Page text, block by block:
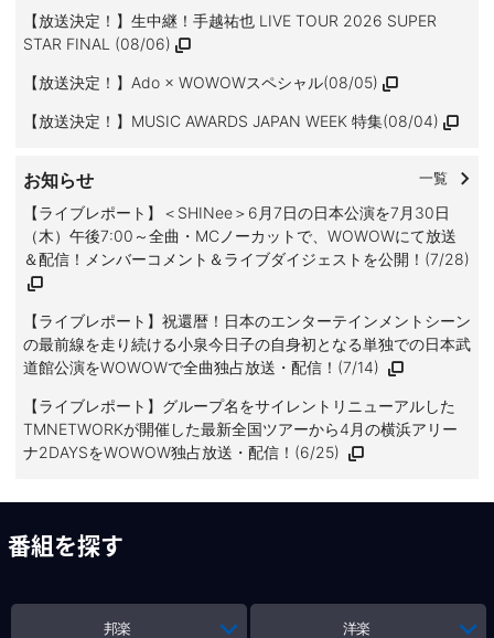
【放送決定！】生中継！手越祐也 LIVE TOUR 2026 SUPER
STAR FINAL (08/06)
【放送決定！】Ado × WOWOWスペシャル(08/05)
【放送決定！】MUSIC AWARDS JAPAN WEEK 特集(08/04)
お知らせ 一覧
【ライブレポート】＜SHINee＞6月7日の日本公演を7月30日
（木）午後7:00～全曲・MCノーカットで、WOWOWにて放送
＆配信！メンバーコメント＆ライブダイジェストを公開！(7/28)
【ライブレポート】祝還暦！日本のエンターテインメントシーン
の最前線を走り続ける小泉今日子の自身初となる単独での日本武
道館公演をWOWOWで全曲独占放送・配信！(7/14)
【ライブレポート】グループ名をサイレントリニューアルした
TMNETWORKが開催した最新全国ツアーから4月の横浜アリー
ナ2DAYSをWOWOW独占放送・配信！(6/25)
番組を探す
邦楽 洋楽